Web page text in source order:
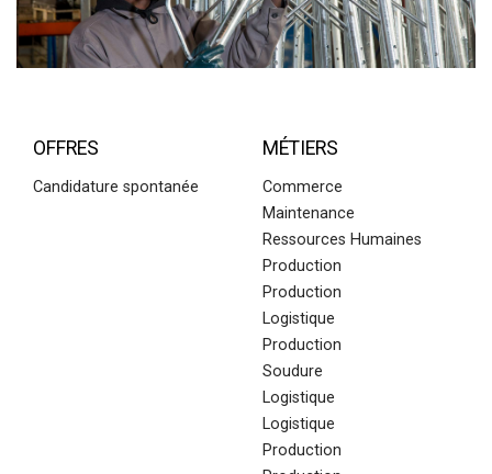
OFFRES
Candidature spontanée
MÉTIERS
Commerce
Maintenance
Ressources Humaines
Production
Production
Logistique
Production
Soudure
Logistique
Logistique
Production